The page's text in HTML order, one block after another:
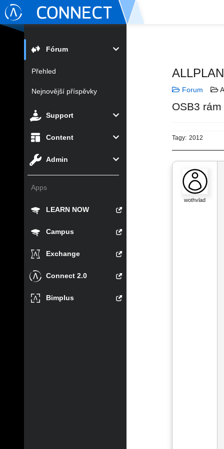
Fórum
Přehled
Nejnovější příspěvky
Support
Content
Admin
Apps
LEARN NOW
Campus
Exchange
Connect 2.0
Bimplus
Forum
OSB3
Tagy: 2012
wothvlad